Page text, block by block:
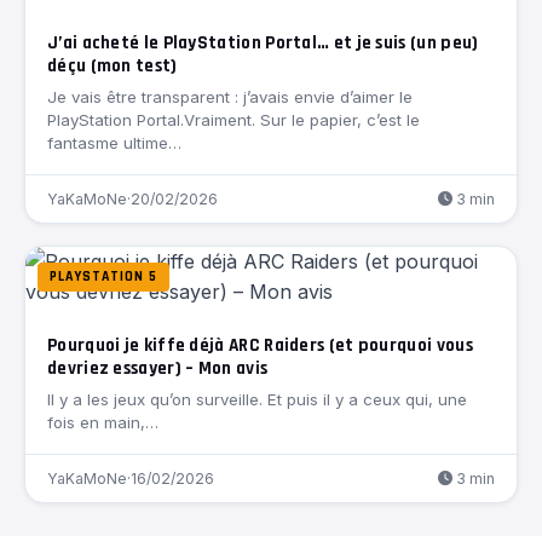
J’ai acheté le PlayStation Portal… et je suis (un peu)
déçu (mon test)
Je vais être transparent : j’avais envie d’aimer le
PlayStation Portal.Vraiment. Sur le papier, c’est le
fantasme ultime…
YaKaMoNe·20/02/2026 3 min
PLAYSTATION 5
Pourquoi je kiffe déjà ARC Raiders (et pourquoi vous
devriez essayer) – Mon avis
Il y a les jeux qu’on surveille. Et puis il y a ceux qui, une
fois en main,…
YaKaMoNe·16/02/2026 3 min